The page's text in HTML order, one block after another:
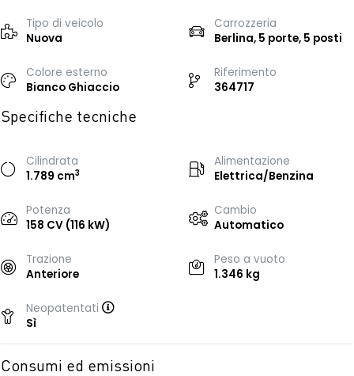
Tipo di veicolo
Nuova
Carrozzeria
Berlina, 5 porte, 5 posti
Colore esterno
Bianco Ghiaccio
Riferimento
364717
Specifiche tecniche
Cilindrata
1.789 cm3
Alimentazione
Elettrica/Benzina
Potenza
158 CV (116 kW)
Cambio
Automatico
Trazione
Anteriore
Peso a vuoto
1.346 kg
Neopatentati
Sì
Consumi ed emissioni